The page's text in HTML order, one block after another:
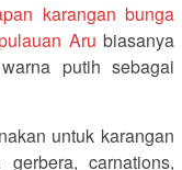
karangan bunga
Aru biasanya
putih sebagai
untuk karangan
carnations,